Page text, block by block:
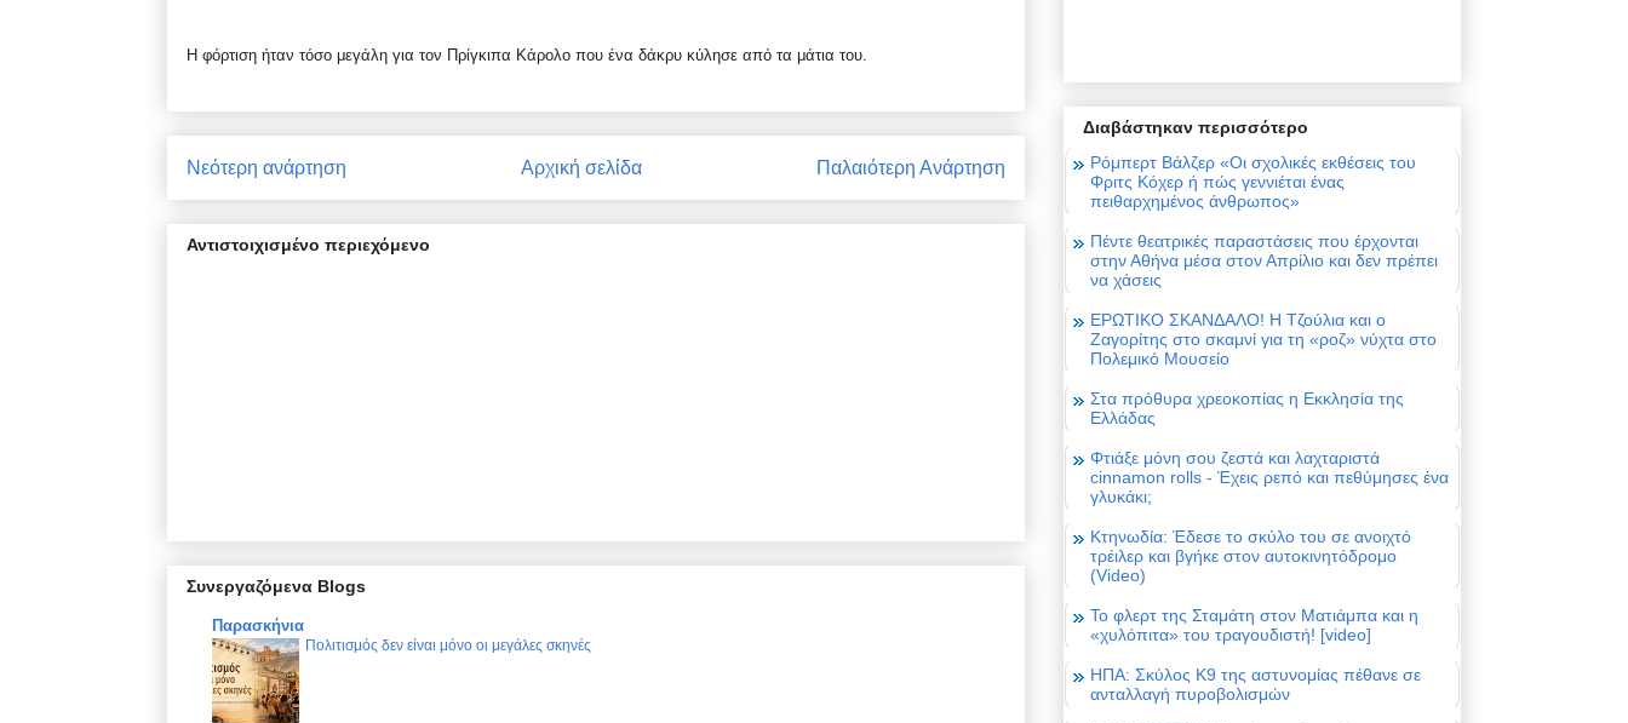
Η φόρτιση ήταν τόσο μεγάλη για τον Πρίγκιπα Κάρολο που ένα δάκρυ κύλησε από τα μάτια του.
Νεότερη ανάρτηση Παλαιότερη Ανάρτηση
Αρχική σελίδα
Αντιστοιχισμένο περιεχόμενο
Συνεργαζόμενα Blogs
Παρασκήνια
Πολιτισμός δεν είναι μόνο οι μεγάλες σκηνές
Διαβάστηκαν περισσότερο
Ρόμπερτ Βάλζερ «Οι σχολικές εκθέσεις του
Φριτς Κόχερ ή πώς γεννιέται ένας
πειθαρχημένος άνθρωπος»
Πέντε θεατρικές παραστάσεις που έρχονται
στην Αθήνα μέσα στον Απρίλιο και δεν πρέπει
να χάσεις
ΕΡΩΤΙΚΟ ΣΚΑΝΔΑΛΟ! Η Τζούλια και ο
Ζαγορίτης στο σκαμνί για τη «ροζ» νύχτα στο
Πολεμικό Μουσείο
Στα πρόθυρα χρεοκοπίας η Εκκλησία της
Ελλάδας
Φτιάξε μόνη σου ζεστά και λαχταριστά
cinnamon rolls - Έχεις ρεπό και πεθύμησες ένα
γλυκάκι;
Κτηνωδία: Έδεσε το σκύλο του σε ανοιχτό
τρέιλερ και βγήκε στον αυτοκινητόδρομο
(Video)
Το φλερτ της Σταμάτη στον Ματιάμπα και η
«χυλόπιτα» του τραγουδιστή! [video]
ΗΠΑ: Σκύλος Κ9 της αστυνομίας πέθανε σε
ανταλλαγή πυροβολισμών